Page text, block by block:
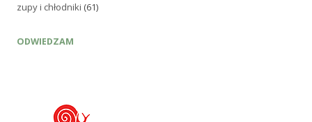
zupy i chłodniki (61)
ODWIEDZAM